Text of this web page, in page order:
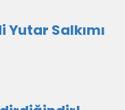
Yutar Salkımı